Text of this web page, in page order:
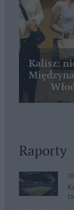
Kalisz:
Raporty